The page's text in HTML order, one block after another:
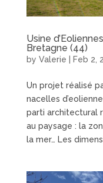
Usine
Bretagne (44)
by Valerie Feb 2,
Un projet réalisé
nacelles
parti architectural
au paysage : la
la mer… Les